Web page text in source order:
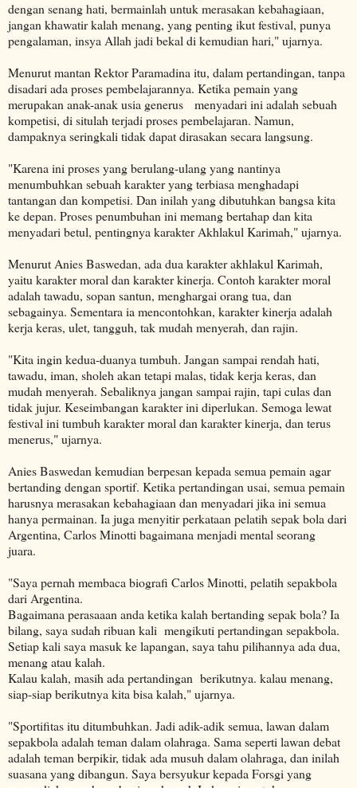
dengan senang hati, bermainlah untuk merasakan kebahagiaan,
jangan khawatir kalah menang, yang penting ikut festival, punya
pengalaman, insya Allah jadi bekal di kemudian hari," ujarnya.
Menurut mantan Rektor Paramadina itu, dalam pertandingan, tanpa
disadari ada proses pembelajarannya. Ketika pemain yang
merupakan anak-anak usia generus menyadari ini adalah sebuah
kompetisi, di situlah terjadi proses pembelajaran. Namun,
dampaknya seringkali tidak dapat dirasakan secara langsung.
"Karena ini proses yang berulang-ulang yang nantinya
menumbuhkan sebuah karakter yang terbiasa menghadapi
tantangan dan kompetisi. Dan inilah yang dibutuhkan bangsa kita
ke depan. Proses penumbuhan ini memang bertahap dan kita
menyadari betul, pentingnya karakter Akhlakul Karimah," ujarnya.
Menurut Anies Baswedan, ada dua karakter akhlakul Karimah,
yaitu karakter moral dan karakter kinerja. Contoh karakter moral
adalah tawadu, sopan santun, menghargai orang tua, dan
sebagainya. Sementara ia mencontohkan, karakter kinerja adalah
kerja keras, ulet, tangguh, tak mudah menyerah, dan rajin.
"Kita ingin kedua-duanya tumbuh. Jangan sampai rendah hati,
tawadu, iman, sholeh akan tetapi malas, tidak kerja keras, dan
mudah menyerah. Sebaliknya jangan sampai rajin, tapi culas dan
tidak jujur. Keseimbangan karakter ini diperlukan. Semoga lewat
festival ini tumbuh karakter moral dan karakter kinerja, dan terus
menerus," ujarnya.
Anies Baswedan kemudian berpesan kepada semua pemain agar
bertanding dengan sportif. Ketika pertandingan usai, semua pemain
harusnya merasakan kebahagiaan dan menyadari jika ini semua
hanya permainan. Ia juga menyitir perkataan pelatih sepak bola dari
Argentina, Carlos Minotti bagaimana menjadi mental seorang
juara.
"Saya pernah membaca biografi Carlos Minotti, pelatih sepakbola
dari Argentina.
Bagaimana perasaaan anda ketika kalah bertanding sepak bola? Ia
bilang, saya sudah ribuan kali mengikuti pertandingan sepakbola.
Setiap kali saya masuk ke lapangan, saya tahu pilihannya ada dua,
menang atau kalah.
Kalau kalah, masih ada pertandingan berikutnya. kalau menang,
siap-siap berikutnya kita bisa kalah," ujarnya.
"Sportifitas itu ditumbuhkan. Jadi adik-adik semua, lawan dalam
sepakbola adalah teman dalam olahraga. Sama seperti lawan debat
adalah teman berpikir, tidak ada musuh dalam olahraga, dan inilah
suasana yang dibangun. Saya bersyukur kepada Forsgi yang